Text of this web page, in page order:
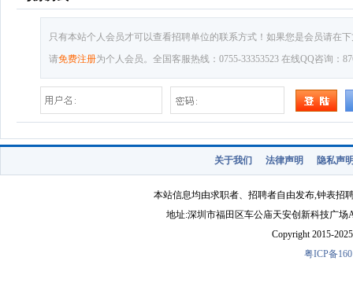
只有本站个人会员才可以查看招聘单位的联系方式！如果您是会员请在
请免费注册为个人会员。全国客服热线：0755-33353523 在线QQ咨询：
关于我们 法律声明 隐私声
本站信息均由求职者、招聘者自由发布,钟表招
地址:深圳市福田区车公庙天安创新科技广场
Copyright 2015-
粤ICP备